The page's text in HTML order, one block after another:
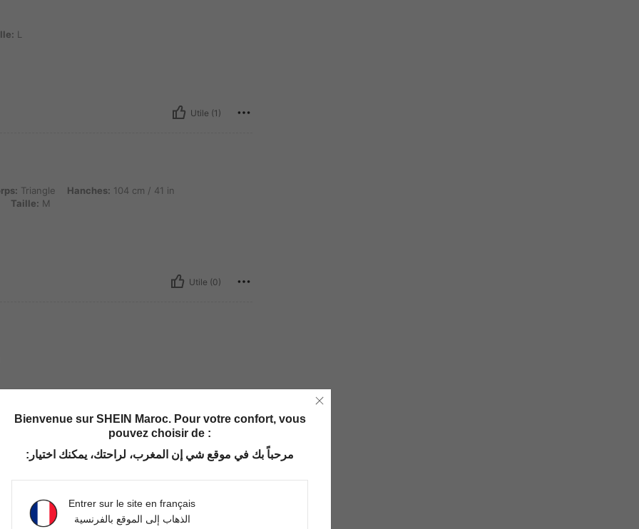
L
Utile (1)
104 cm / 41 in, Taille: 74 cm / 29 in, Buste: 95 cm / 37 in, Couleur: Nude, Taille: M
Triangle Hanches: 104 cm / 41 in
Taille: M
Utile (0)
Utile (0)
Bienvenue sur SHEIN Maroc. Pour votre confort, vous
pouvez choisir de :
مرحباً بك في موقع شي إن المغرب، لراحتك، يمكنك اختيار:
Entrer sur le site en français
الذهاب إلى الموقع بالفرنسية